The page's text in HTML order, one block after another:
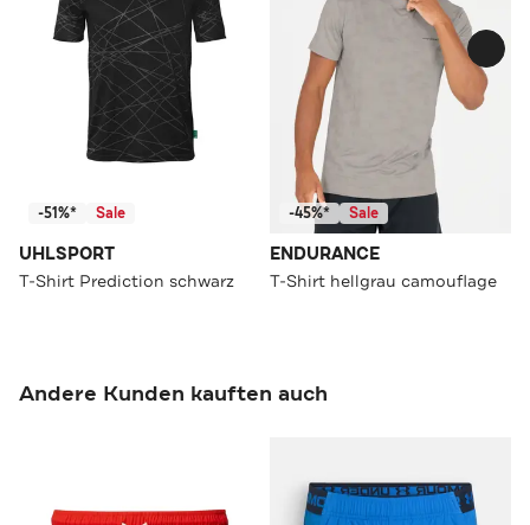
-51%* Sale
UHLSPORT
T-Shirt Prediction schwarz
-45%* Sale
ENDURANCE
T-Shirt hellgrau camouflage
Andere Kunden kauften auch